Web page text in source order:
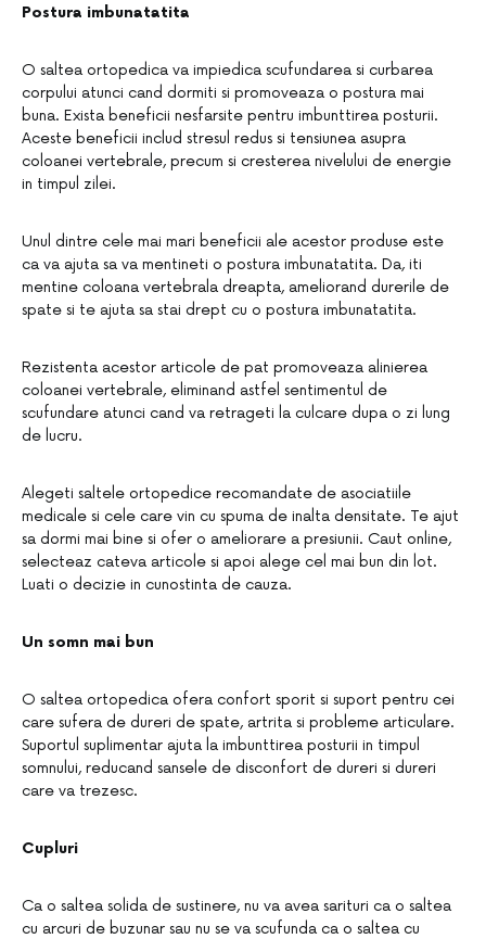
Postura imbunatatita
O saltea ortopedica va impiedica scufundarea si curbarea
corpului atunci cand dormiti si promoveaza o postura mai
buna. Exista beneficii nesfarsite pentru imbunttirea posturii.
Aceste beneficii includ stresul redus si tensiunea asupra
coloanei vertebrale, precum si cresterea nivelului de energie
in timpul zilei.
Unul dintre cele mai mari beneficii ale acestor produse este
ca va ajuta sa va mentineti o postura imbunatatita. Da, iti
mentine coloana vertebrala dreapta, ameliorand durerile de
spate si te ajuta sa stai drept cu o postura imbunatatita.
Rezistenta acestor articole de pat promoveaza alinierea
coloanei vertebrale, eliminand astfel sentimentul de
scufundare atunci cand va retrageti la culcare dupa o zi lung
de lucru.
Alegeti saltele ortopedice recomandate de asociatiile
medicale si cele care vin cu spuma de inalta densitate. Te ajut
sa dormi mai bine si ofer o ameliorare a presiunii. Caut online,
selecteaz cateva articole si apoi alege cel mai bun din lot.
Luati o decizie in cunostinta de cauza.
Un somn mai bun
O saltea ortopedica ofera confort sporit si suport pentru cei
care sufera de dureri de spate, artrita si probleme articulare.
Suportul suplimentar ajuta la imbunttirea posturii in timpul
somnului, reducand sansele de disconfort de dureri si dureri
care va trezesc.
Cupluri
Ca o saltea solida de sustinere, nu va avea sarituri ca o saltea
cu arcuri de buzunar sau nu se va scufunda ca o saltea cu